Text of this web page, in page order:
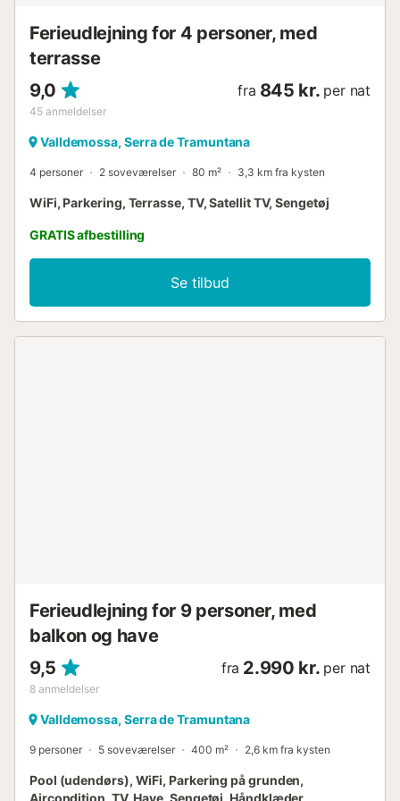
Ferieudlejning for 4 personer, med
terrasse
9,0
45 anmeldelser
fra 845 kr. per nat
Valldemossa, Serra de Tramuntana
4 personer 2 soveværelser 80 m² 3,3 km fra kysten
WiFi, Parkering, Terrasse, TV, Satellit TV, Sengetøj
GRATIS afbestilling
Se tilbud
Ferieudlejning for 9 personer, med
balkon og have
9,5
8 anmeldelser
fra 2.990 kr. per nat
Valldemossa, Serra de Tramuntana
9 personer 5 soveværelser 400 m² 2,6 km fra kysten
Pool (udendørs), WiFi, Parkering på grunden,
Aircondition, TV, Have, Sengetøj, Håndklæder